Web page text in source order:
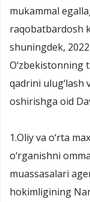
mukammal
raqobatbardosh
shuningdek,
O‘zbekistonning
qadrini ulug‘lash
oshirishga oid
1.Oliy va o‘rta
o‘rganishni
muassasalari
hokimligining